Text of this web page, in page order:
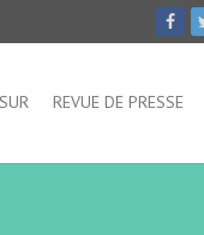
REVUE DE PRESSE